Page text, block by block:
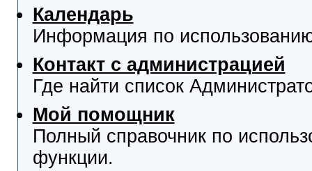
Календарь
Информация по
Контакт с администрацией
Где найти список
Мой помощник
Полный справочник по
функции.